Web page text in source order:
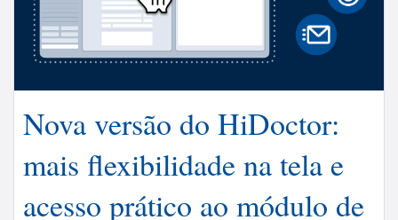
Nova versão do HiDoctor:
mais flexibilidade na tela e
acesso prático ao módulo de